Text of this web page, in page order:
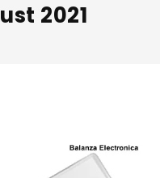
2021